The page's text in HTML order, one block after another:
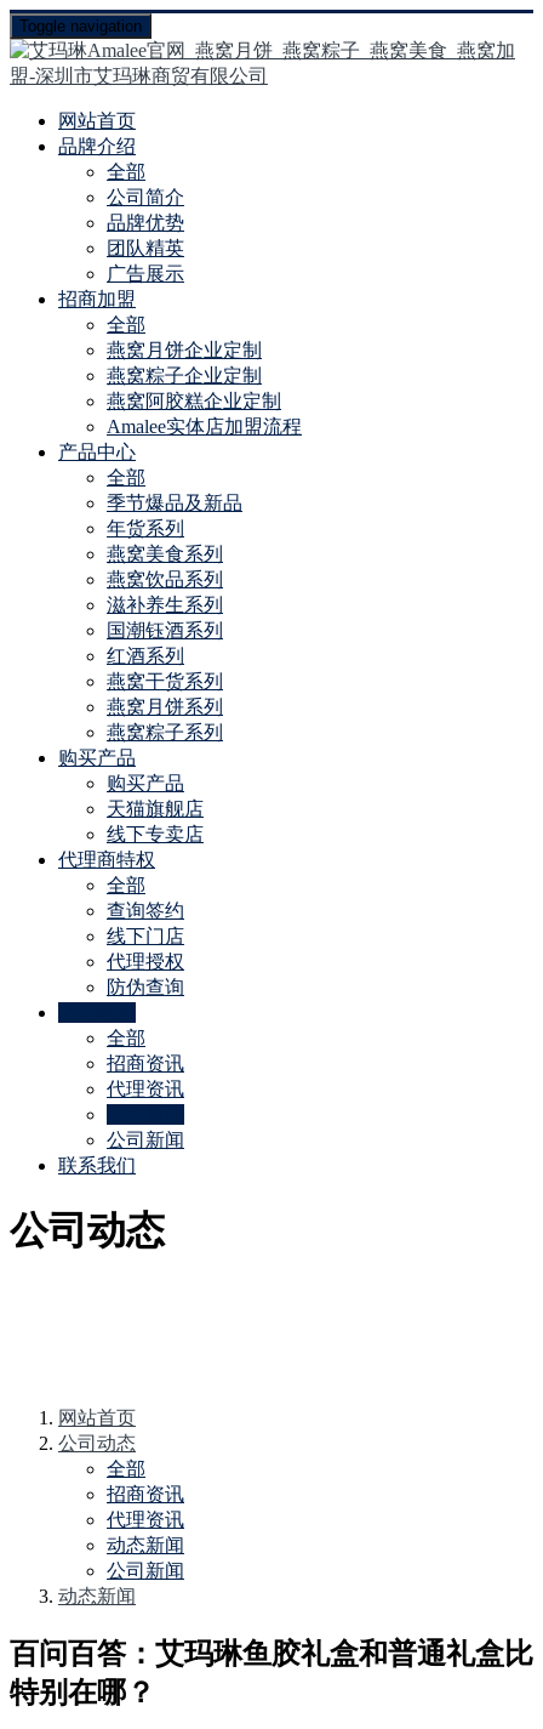
Toggle navigation
网站首页
品牌介绍
全部
公司简介
品牌优势
团队精英
广告展示
招商加盟
全部
燕窝月饼企业定制
燕窝粽子企业定制
燕窝阿胶糕企业定制
Amalee实体店加盟流程
产品中心
全部
季节爆品及新品
年货系列
燕窝美食系列
燕窝饮品系列
滋补养生系列
国潮钰酒系列
红酒系列
燕窝干货系列
燕窝月饼系列
燕窝粽子系列
购买产品
购买产品
天猫旗舰店
线下专卖店
代理商特权
全部
查询签约
线下门店
代理授权
防伪查询
全部
招商资讯
代理资讯
公司新闻
联系我们
公司动态
网站首页
公司动态
全部
招商资讯
代理资讯
动态新闻
公司新闻
动态新闻
百问百答：艾玛琳鱼胶礼盒和普通礼盒比
特别在哪？